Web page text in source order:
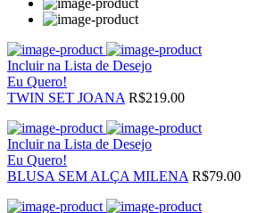
Incluir na Lista de Desejo
Eu Quero!
TWIN SET JOANA R$219.00
Incluir na Lista de Desejo
Eu Quero!
BLUSA SEM ALÇA MILENA R$79.00